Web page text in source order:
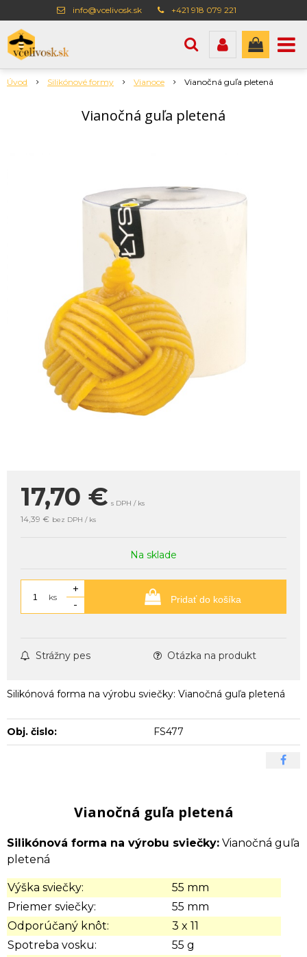
info@vcelivosk.sk +421 918 079 221
Úvod Silikónové formy Vianoce Vianočná guľa pletená
Vianočná guľa pletená
17,70 € s DPH / ks
14,39 € bez DPH / ks
Na sklade
ks
+
-
Pridať do košíka
Strážny pes Otázka na produkt
Silikónová forma na výrobu sviečky: Vianočná guľa pletená
Obj. čislo: FS477
Vianočná guľa pletená
Silikónová forma na výrobu sviečky: Vianočná guľa
pletená
Výška sviečky:
55 mm
Priemer sviečky:
55 mm
Odporúčaný knôt:
3 x 11
Spotreba vosku:
55 g